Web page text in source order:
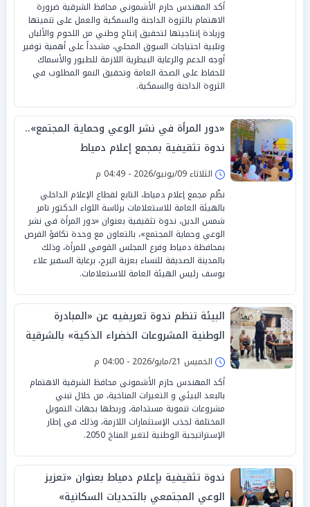
‏أكد المهندس حازم الأشموني محافظ الشرقية ضرورة
الاهتمام بالثروة الداجنة والسمكية والعمل على تنميتها
وزيادة إنتاجيتها لتحقيق إنتاج وطني من اللحوم والألبان
وتلبية احتياجات السوق المحلي، مشدداً على أهمية توفير
أوجه الدعم والرعاية البيطرية اللازمة للطيور والأسماك
للحفاظ على الصحة العامة وتحقيق النمو المطلوب في
الثروة الداجنة والسمكية.
«دور المرأة في نشر الوعي وحماية المجتمع»..
ندوة تثقيفية بمجمع إعلام دمياط
الثلاثاء 09/يونيو/2026 - 04:49 م
نظّم مجمع إعلام دمياط، التابع لقطاع الإعلام الداخلي
بالهيئة العامة للاستعلامات برئاسة اللواء الدكتور تامر
شمس الدين، ندوة تثقيفية بعنوان «دور المرأة في نشر
الوعي وحماية المجتمع»، بالتعاون مع وحدة تكافؤ الفرص
بمحافظة دمياط وفرع المجلس القومي للمرأة، وذلك
بالمدينة الصديقة للنساء بعزبة البرج، برعاية السفير علاء
يوسف رئيس الهيئة العامة للاستعلامات.
البيئة تنظم ندوة تعريفيه عن «المبادرة
الوطنية المشروعات الخضراء الذكية» بالشرقية
الخميس 21/مايو/2026 - 04:00 م
أكد المهندس حازم الأشمونى محافظ الشرقية الاهتمام
بالبعد البيئي و التغيرات المناخية، من خلال تبني
مشروعات تنموية مستدامة، وربطها بجهات التمويل
المختلفة لجذب الإستثمارات اللازمة، وذلك في إطار
الإستراتيجية الوطنية لتغير المناخ 2050.
ندوة تثقيفية بإعلام دمياط بعنوان «تعزيز
الوعي المجتمعي بالتحديات السكانية»